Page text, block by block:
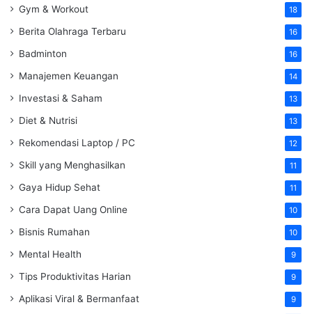
Gym & Workout 18
Berita Olahraga Terbaru 16
Badminton 16
Manajemen Keuangan 14
Investasi & Saham 13
Diet & Nutrisi 13
Rekomendasi Laptop / PC 12
Skill yang Menghasilkan 11
Gaya Hidup Sehat 11
Cara Dapat Uang Online 10
Bisnis Rumahan 10
Mental Health 9
Tips Produktivitas Harian 9
Aplikasi Viral & Bermanfaat 9